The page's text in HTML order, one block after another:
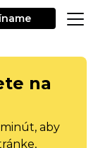
na
aby